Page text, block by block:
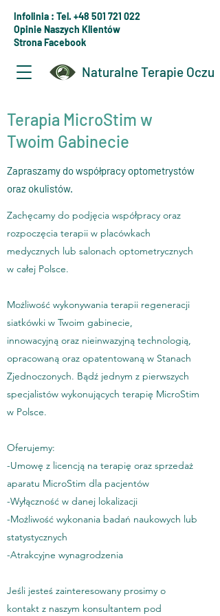
Naturalne Terapie Oczu
Infolinia : Tel. +48 501 721 022
Opinie Naszych Klientów
Strona Facebook
Terapia MicroStim w
Twoim Gabinecie
Zapraszamy do współpracy optometrystów
oraz okulistów.
Zachęcamy do podjęcia współpracy oraz
rozpoczęcia terapii w placówkach
medycznych lub salonach optometrycznych
w całej Polsce.
Możliwość wykonywania terapii regeneracji
siatkówki w Twoim gabinecie,
innowacyjną oraz nieinwazyjną technologią,
opracowaną oraz opatentowaną w Stanach
Zjednoczonych. Bądź jednym z pierwszych
specjalistów wykonujących terapię MicroStim
w Polsce.
Oferujemy:
-Umowę z licencją na terapię oraz sprzedaż
aparatu MicroStim dla pacjentów
-Wyłączność w danej lokalizacji
-Możliwość wykonania badań naukowych lub
statystycznych
-Atrakcyjne wynagrodzenia
Jeśli jesteś zainteresowany prosimy o
kontakt z naszym konsultantem pod